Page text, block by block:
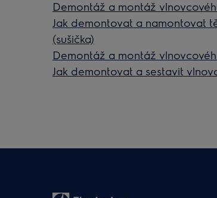
Demontáž a montáž
Jak demontovat a namontovat
(sušička)
Demontáž a montáž
Jak demontovat a sestavit